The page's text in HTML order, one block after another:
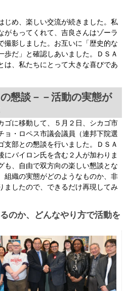
め、楽しい交流が続きました。私
がもってくれて、吉良さんはゾーラ
撮影しました。お互いに「歴史的な
歩だ」と確認しあいました。ＤＳＡ
は、私たちにとって大きな喜びであ
懇談－－活動の実態が
に移動して、５月２日、シカゴ市
ョ・ロペス市議会議員（連邦下院選
支部との懇談を行いました。ＤＳＡ
にバイロン氏を含む２人が加わりま
も、自由で双方向の楽しい懇談とな
組織の実態がどのようなものか、非
ましたので、できるだけ再現してみ
のか、どんなやり方で活動を